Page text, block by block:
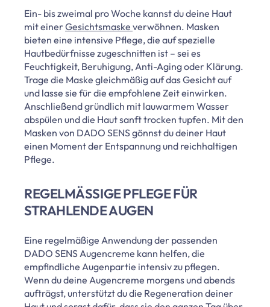
Ein- bis zweimal pro Woche kannst du deine Haut
mit einerGesichtsmaske verwöhnen. Masken
bieten eine intensive Pflege, die auf spezielle
Hautbedürfnisse zugeschnitten ist – sei es
Feuchtigkeit, Beruhigung, Anti-Aging oder Klärung.
Trage die Maske gleichmäßig auf das Gesicht auf
und lasse sie für die empfohlene Zeit einwirken.
Anschließend gründlich mit lauwarmem Wasser
abspülen und die Haut sanft trocken tupfen. Mit den
Masken von DADO SENS gönnst du deiner Haut
einen Moment der Entspannung und reichhaltigen
Pflege.
REGELMÄSSIGE PFLEGE FÜR S
TRAHLENDE AUGEN
Eine regelmäßige Anwendung der passenden
DADO SENS Augencreme kann helfen, die
empfindliche Augenpartie intensiv zu pflegen.
Wenn du deine Augencreme morgens und abends
aufträgst, unterstützt du die Regeneration deiner